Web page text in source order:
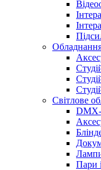
Обладнання
Світлове
DMX-
Пари